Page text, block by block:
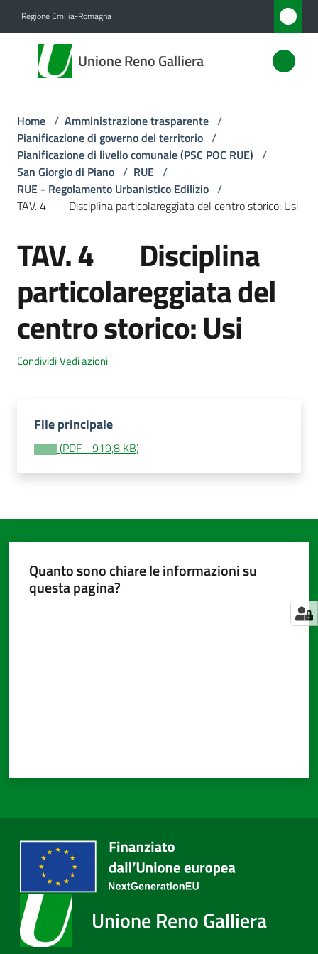
Regione Emilia-Romagna
Unione Reno Galliera
Unione
Reno
Amministrazione
Menu selezionato
Novità
Vivere
l'Unione
Tutti
su
Home / Amministrazione trasparente /
Pianificazione di governo del territorio /
Pianificazione di livello comunale (PSC POC RUE) /
San Giorgio di Piano / RUE /
RUE - Regolamento Urbanistico Edilizio /
TAV. 4 Disciplina particolareggiata del centro storico: Usi
TAV. 4 Disciplina
particolareggiata del
centro storico: Usi
CondividiVedi azioni
File principale
(PDF - 919,8 KB)
Quanto sono chiare le informazioni su
questa pagina?
Unione Reno Galliera